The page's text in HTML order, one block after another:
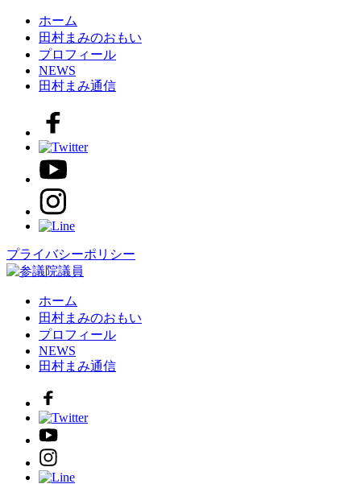
ホーム
田村まみのおもい
プロフィール
NEWS
田村まみ通信
プライバシーポリシー
ホーム
田村まみのおもい
プロフィール
NEWS
田村まみ通信